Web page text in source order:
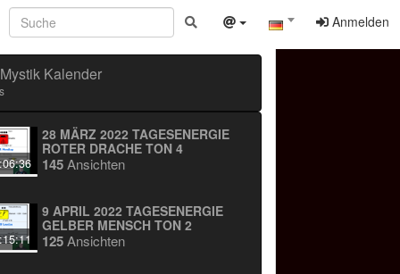
Anmelden
Kalender
28 MÄRZ 2022 TAGESENERGIE
ROTER DRACHE TON 4
145Ansichten
9 APRIL 2022 TAGESENERGIE
GELBER MENSCH TON 2
125Ansichten